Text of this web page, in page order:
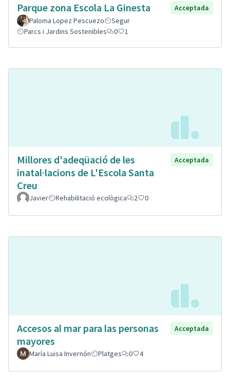
Parque zona Escola La Ginesta
Acceptada
Paloma Lopez Pescuezo
Segur
Parcs i Jardins Sostenibles
0 1
Millores d'adeqüació de les
inatal·lacions de L'Escola Santa
Creu
Acceptada
Javier Rehabilitació ecològica 2 0
Accesos al mar para las personas
mayores
Acceptada
María Luisa Invernón Platges 0 4